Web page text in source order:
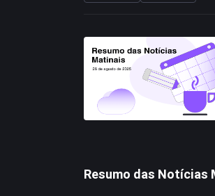
Resumo das Notícias